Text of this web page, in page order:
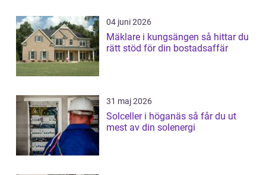
04 juni 2026
Mäklare i kungsängen så hittar du
rätt stöd för din bostadsaffär
31 maj 2026
Solceller i höganäs så får du ut
mest av din solenergi